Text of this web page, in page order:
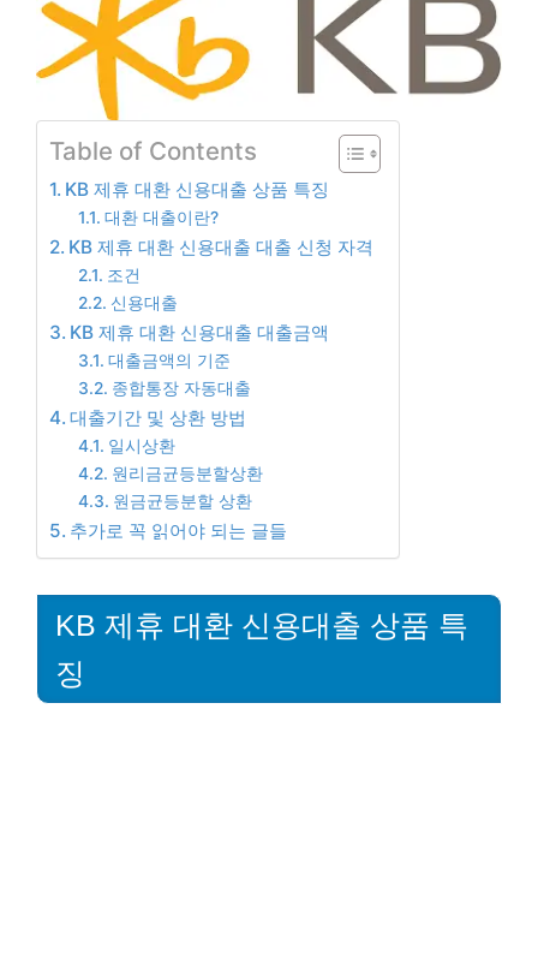
Table of Contents
KB 제휴 대환 신용대출 상품 특징
대환 대출이란?
KB 제휴 대환 신용대출 대출 신청 자격
조건
신용대출
KB 제휴 대환 신용대출 대출금액
대출금액의 기준
종합통장 자동대출
대출기간 및 상환 방법
일시상환
원리금균등분할상환
원금균등분할 상환
추가로 꼭 읽어야 되는 글들
KB 제휴 대환 신용대출 상품 특
징